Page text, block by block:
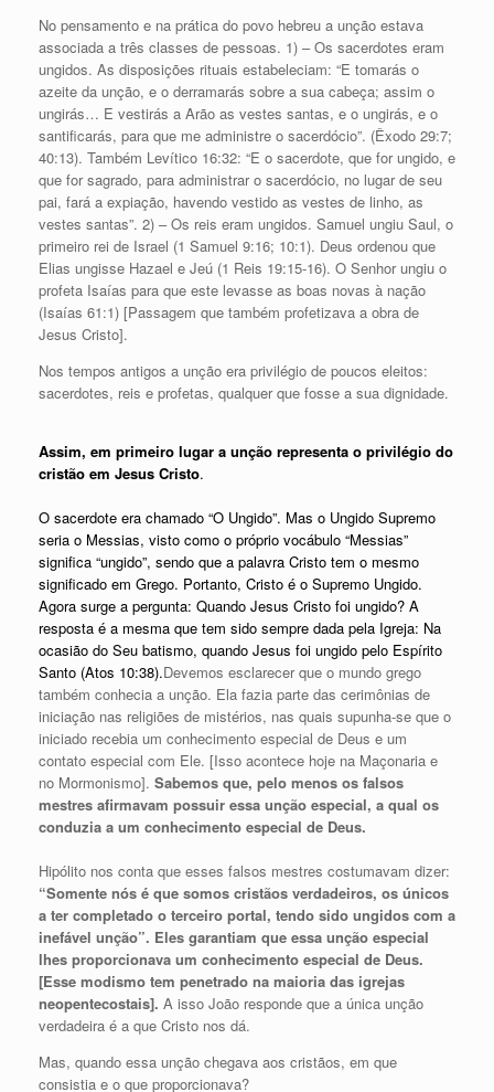
No pensamento e na prática do povo hebreu a unção estava
associada a três classes de pessoas. 1) – Os sacerdotes eram
ungidos. As disposições rituais estabeleciam: “E tomarás o
azeite da unção, e o derramarás sobre a sua cabeça; assim o
ungirás… E vestirás a Arão as vestes santas, e o ungirás, e o
santificarás, para que me administre o sacerdócio”. (Êxodo 29:7;
40:13). Também Levítico 16:32: “E o sacerdote, que for ungido, e
que for sagrado, para administrar o sacerdócio, no lugar de seu
pai, fará a expiação, havendo vestido as vestes de linho, as
vestes santas”. 2) – Os reis eram ungidos. Samuel ungiu Saul, o
primeiro rei de Israel (1 Samuel 9:16; 10:1). Deus ordenou que
Elias ungisse Hazael e Jeú (1 Reis 19:15-16). O Senhor ungiu o
profeta Isaías para que este levasse as boas novas à nação
(Isaías 61:1) [Passagem que também profetizava a obra de
Jesus Cristo].
Nos tempos antigos a unção era privilégio de poucos eleitos:
sacerdotes, reis e profetas, qualquer que fosse a sua dignidade.
Assim, em primeiro lugar a unção representa o privilégio do
cristão em Jesus Cristo.
O sacerdote era chamado “O Ungido”. Mas o Ungido Supremo
seria o Messias, visto como o próprio vocábulo “Messias”
significa “ungido”, sendo que a palavra Cristo tem o mesmo
significado em Grego. Portanto, Cristo é o Supremo Ungido.
Agora surge a pergunta: Quando Jesus Cristo foi ungido? A
resposta é a mesma que tem sido sempre dada pela Igreja: Na
ocasião do Seu batismo, quando Jesus foi ungido pelo Espírito
Santo (Atos 10:38).Devemos esclarecer que o mundo grego
também conhecia a unção. Ela fazia parte das cerimônias de
iniciação nas religiões de mistérios, nas quais supunha-se que o
iniciado recebia um conhecimento especial de Deus e um
contato especial com Ele. [Isso acontece hoje na Maçonaria e
no Mormonismo]. Sabemos que, pelo menos os falsos
mestres afirmavam possuir essa unção especial, a qual os
conduzia a um conhecimento especial de Deus.
Hipólito nos conta que esses falsos mestres costumavam dizer:
“Somente nós é que somos cristãos verdadeiros, os únicos
a ter completado o terceiro portal, tendo sido ungidos com a
inefável unção”. Eles garantiam que essa unção especial
lhes proporcionava um conhecimento especial de Deus.
[Esse modismo tem penetrado na maioria das igrejas
neopentecostais]. A isso João responde que a única unção
verdadeira é a que Cristo nos dá.
Mas, quando essa unção chegava aos cristãos, em que
consistia e o que proporcionava?